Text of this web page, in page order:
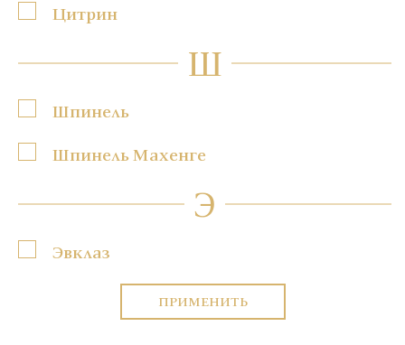
Цитрин
Ш
Шпинель
Шпинель Махенге
Э
Эвклаз
ПРИМЕНИТЬ